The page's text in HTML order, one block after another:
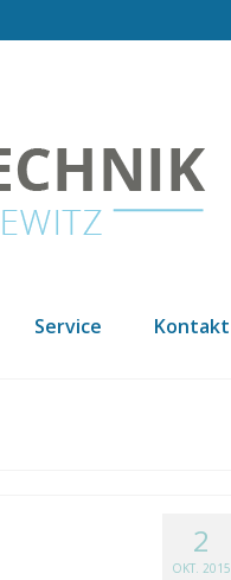
Service Kontakt
2
OKT. 2015